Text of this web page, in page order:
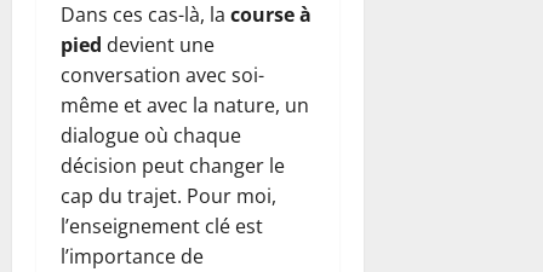
Dans ces cas-là, la course à
pied devient une
conversation avec soi-
même et avec la nature, un
dialogue où chaque
décision peut changer le
cap du trajet. Pour moi,
l’enseignement clé est
l’importance de